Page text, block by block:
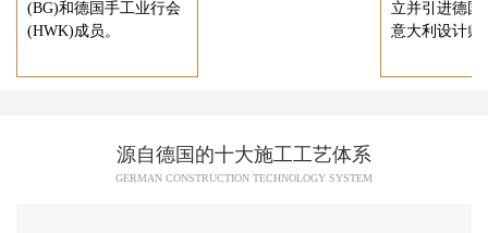
(BG)和德国手工业行会
(HWK)成员。
立并引进德国
意大利设计师
源自德国的十大施工工艺体系
GERMAN CONSTRUCTION TECHNOLOGY SYSTEM